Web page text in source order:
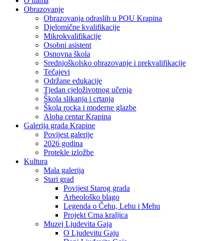
Obrazovanje
Obrazovanja odraslih u POU Krapina
Djelomične kvalifikacije
Mikrokvalifikacije
Osobni asistent
Osnovna škola
Srednjoškolsko obrazovanje i prekvalifikacije
Tečajevi
Održane edukacije
Tjedan cjeloživotnog učenja
Škola slikanja i crtanja
Škola rocka i moderne glazbe
Aloha centar Krapina
Galerija grada Krapine
Povijest galerije
2026 godina
Protekle izložbe
Kultura
Mala galerija
Stari grad
Povijest Starog grada
Arheološko blago
Legenda o Čehu, Lehu i Mehu
Projekt Crna kraljica
Muzej Ljudevita Gaja
O Ljudevitu Gaju